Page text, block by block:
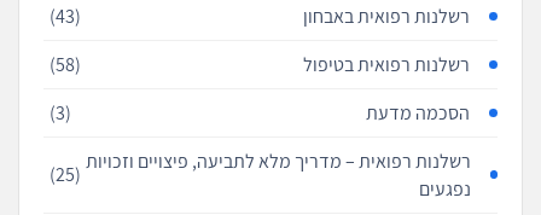
רשלנות רפואית באבחון
(43)
רשלנות רפואית בטיפול
(58)
הסכמה מדעת
(3)
רשלנות רפואית – מדריך מלא לתביעה, פיצויים וזכויות
נפגעים
(25)